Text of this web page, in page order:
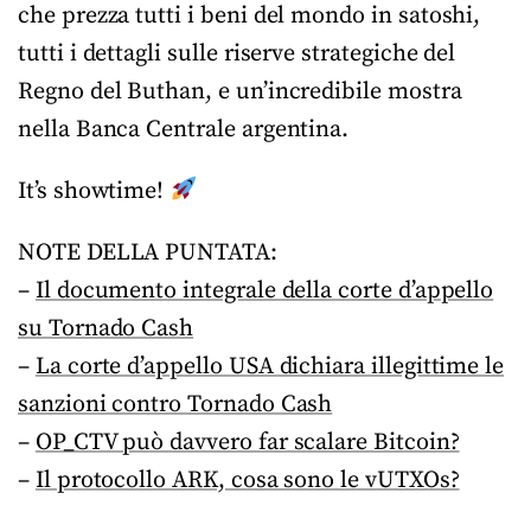
che prezza tutti i beni del mondo in satoshi,
tutti i dettagli sulle riserve strategiche del
Regno del Buthan, e un’incredibile mostra
nella Banca Centrale argentina.
It’s showtime!
NOTE DELLA PUNTATA:
– Il documento integrale della corte d’appello
su Tornado Cash
– La corte d’appello USA dichiara illegittime le
sanzioni contro Tornado Cash
– OP_CTV può davvero far scalare Bitcoin?
– Il protocollo ARK, cosa sono le vUTXOs?